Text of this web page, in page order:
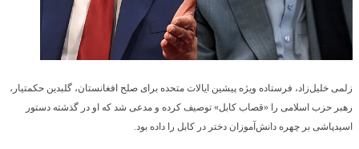
زلمی خلیل‌زاد، فرستاده ویژه پیشین ایالات متحده برای صلح افغانستان، گلبدین حکمتیار،
رهبر حزب اسلامی را «قصاب کابل» توصیف کرده و مدعی شد که او در گذشته دستور
اسیدپاشی بر چهره دانش‌آموزان دختر در کابل را داده بود.